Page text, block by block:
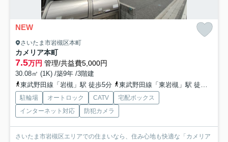
NEW
さいたま市岩槻区本町
カメリア本町
7.5万円 管理/共益費5,000円
30.08㎡ (1K) /築9年 /3階建
東武野田線「岩槻」駅 徒歩5分
東武野田線「東岩槻」駅 徒歩35分
駐輪場 オートロック CATV
宅配ボックス
インターネット対応
防犯カメラ
さいたま市岩槻区エリアでの住まいなら、住み心地も快適な「カメリア